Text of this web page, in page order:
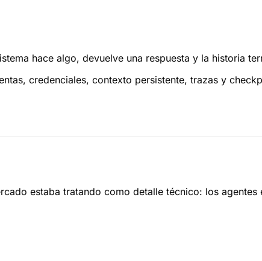
hace algo, devuelve una respuesta y la historia
credenciales, contexto persistente, trazas y
estaba tratando como detalle técnico: los agentes